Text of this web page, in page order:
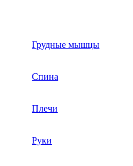
Грудные мышцы
Спина
Плечи
Руки